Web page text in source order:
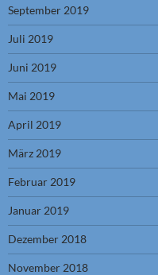
September 2019
Juli 2019
Juni 2019
Mai 2019
April 2019
März 2019
Februar 2019
Januar 2019
Dezember 2018
November 2018